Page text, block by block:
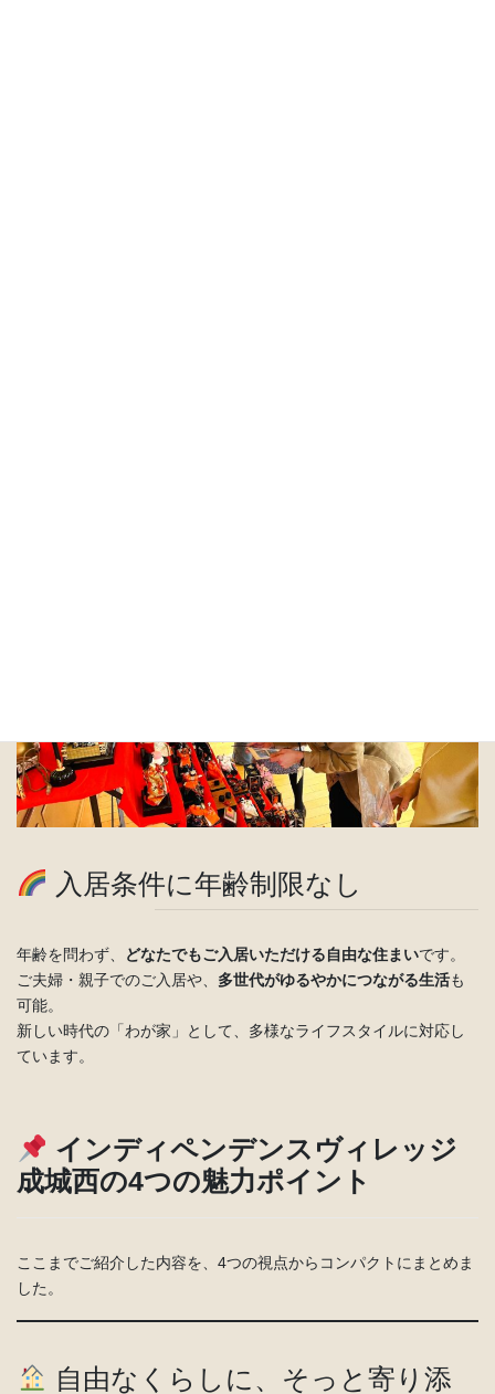
入居条件に年齢制限なし
年齢を問わず、 どなたでもご入居いただける自由な住まいです。
ご夫婦・親子でのご入居や、 多世代がゆるやかにつながる生活も
可能。
新しい時代の「わが家」として、多様なライフスタイルに対応し
ています。
インディペンデンスヴィレッジ
成城西の4つの魅力ポイント
ここまでご紹介した内容を、4つの視点からコンパクトにまとめま
した。
自由なくらしに、そっと寄り添